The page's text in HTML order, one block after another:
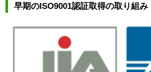
Japan English
早期のISO9001認証取得の取り組み